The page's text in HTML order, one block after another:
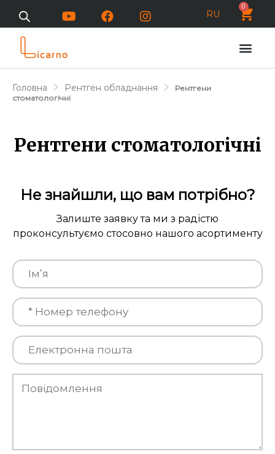
RU
0
Головна Рентген обладнання
Рентгени
стоматологічні
Рентгени стоматологічні
Не знайшли, що вам потрібно?
Залиште заявку та ми з радістю
проконсультуємо стосовно нашого асортименту